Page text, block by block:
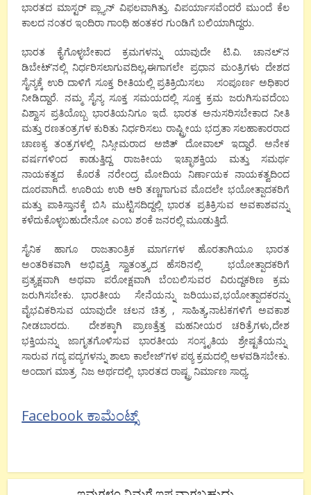
ಭಾರತದ ಮಾಸ್ಟರ್ ಪ್ಲ್ಯಾನ್ ವಿಫಲವಾಗಿತ್ತು. ವಿಪರ್ಯಾಸವೆಂದರೆ ಮುಂದೆ ಕೆಲ
ಕಾಲದ ನಂತರ ಇಂದಿರಾ ಗಾಂಧಿ ಹಂತಕರ ಗುಂಡಿಗೆ ಬಲಿಯಾಗಿದ್ದರು.
ಭಾರತ ಕೈಗೊಳ್ಳಬೇಕಾದ ಕ್ರಮಗಳನ್ನು ಯಾವುದೇ ಟಿ.ವಿ. ಚಾನಲ್’ನ
ಡಿಬೇಟ್’ನಲ್ಲಿ ನಿರ್ಧರಿಸಲಾಗುವದಿಲ್ಲ,ಈಗಾಗಲೇ ಪ್ರಧಾನ ಮಂತ್ರಿಗಳು ದೇಶದ
ಸೈನ್ಯಕ್ಕೆ ಉರಿ ದಾಳಿಗೆ ಸೂಕ್ತ ರೀತಿಯಲ್ಲಿ ಪ್ರತಿಕ್ರಿಯಿಸಲು ಸಂಪೂರ್ಣ ಅಧಿಕಾರ
ನೀಡಿದ್ದಾರೆ. ನಮ್ಮ ಸೈನ್ಯ ಸೂಕ್ತ ಸಮಯದಲ್ಲಿ ಸೂಕ್ತ ಕ್ರಮ ಜರುಗಿಸುವದೆಂಬ
ವಿಶ್ವಾಸ ಪ್ರತಿಯೊಬ್ಬ ಭಾರತಿಯನಿಗೂ ಇದೆ. ಭಾರತ ಅನುಸರಿಸಬೇಕಾದ ನೀತಿ
ಮತ್ತು ರಣತಂತ್ರಗಳ ಕುರಿತು ನಿರ್ಧರಿಸಲು ರಾಷ್ಟ್ರೀಯ ಭದ್ರತಾ ಸಲಹಾಕಾರರಾದ
ಚಾಣಕ್ಯ ತಂತ್ರಗಳಲ್ಲಿ ನಿಸ್ಸೀಮರಾದ ಅಜಿತ್ ದೋವಾಲ್ ಇದ್ದಾರೆ. ಅನೇಕ
ವರ್ಷಗಳಿಂದ ಕಾಡುತ್ತಿದ್ದ ರಾಜಕೀಯ ಇಚ್ಛಾಶಕ್ತಿಯ ಮತ್ತು ಸಮರ್ಥ
ನಾಯಕತ್ವದ ಕೊರತೆ ನರೇಂದ್ರ ಮೋದಿಯ ನಿರ್ಣಾಯಕ ನಾಯಕತ್ವದಿಂದ
ದೂರವಾಗಿದೆ. ಊರಿಯ ಉರಿ ಆರಿ ತಣ್ಣಗಾಗುವ ಮೊದಲೇ ಭಯೋತ್ಪಾದಕರಿಗೆ
ಮತ್ತು ಪಾಕಿಸ್ತಾನಕ್ಕೆ ಬಿಸಿ ಮುಟ್ಟಿಸದಿದ್ದಲ್ಲಿ ಭಾರತ ಪ್ರತಿಕ್ರಿಸುವ ಅವಕಾಶವನ್ನು
ಕಳೆದುಕೊಳ್ಳಬಹುದೇನೋ ಎಂಬ ಶಂಕೆ ಜನರಲ್ಲಿ ಮೂಡುತ್ತಿದೆ.
ಸೈನಿಕ ಹಾಗೂ ರಾಜತಾಂತ್ರಿಕ ಮಾರ್ಗಗಳ ಹೊರತಾಗಿಯೂ ಭಾರತ
ಅಂತರಿಕವಾಗಿ ಅಭಿವ್ಯಕ್ತಿ ಸ್ವಾತಂತ್ರ್ಯದ ಹೆಸರಿನಲ್ಲಿ ಭಯೋತ್ಪಾದಕರಿಗೆ
ಪ್ರತ್ಯಕ್ಷವಾಗಿ ಅಥವಾ ಪರೋಕ್ಷವಾಗಿ ಬೆಂಬಲಿಸುವರ ವಿರುದ್ದಕಠಿಣ ಕ್ರಮ
ಜರುಗಿಸಬೇಕು. ಭಾರತೀಯ ಸೇನೆಯನ್ನು ಜರಿಯುವ,ಭಯೋತ್ಪಾದಕರನ್ನು
ವೈಭವಿಕರಿಸುವ ಯಾವುದೇ ಚಲನ ಚಿತ್ರ , ಸಾಹಿತ್ಯ,ನಾಟಕಗಳಿಗೆ ಅವಕಾಶ
ನೀಡಬಾರದು. ದೇಶಕ್ಕಾಗಿ ಪ್ರಾಣತ್ತೆತ್ತ ಮಹನೀಯರ ಚರಿತ್ರೆಗಳು,ದೇಶ
ಭಕ್ತಿಯನ್ನು ಜಾಗೃತಗೊಳಿಸುವ ಭಾರತೀಯ ಸಂಸ್ಕೃತಿಯ ಶ್ರೇಷ್ಟತೆಯನ್ನು
ಸಾರುವ ಗದ್ಯ ಪದ್ಯಗಳನ್ನು ಶಾಲಾ ಕಾಲೇಜ್’ಗಳ ಪಠ್ಯ ಕ್ರಮದಲ್ಲಿ ಅಳವಡಿಸಬೇಕು.
ಅಂದಾಗ ಮಾತ್ರ ನಿಜ ಅರ್ಥದಲ್ಲಿ ಭಾರತದ ರಾಷ್ಟ್ರ ನಿರ್ಮಾಣ ಸಾಧ್ಯ.
Facebook ಕಾಮೆಂಟ್ಸ್